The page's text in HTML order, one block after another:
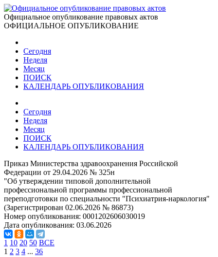
Официальное опубликование правовых актов
ОФИЦИАЛЬНОЕ ОПУБЛИКОВАНИЕ
Сегодня
Неделя
Месяц
ПОИСК
КАЛЕНДАРЬ ОПУБЛИКОВАНИЯ
Сегодня
Неделя
Месяц
ПОИСК
КАЛЕНДАРЬ ОПУБЛИКОВАНИЯ
Приказ Министерства здравоохранения Российской
Федерации от 29.04.2026 № 325н
"Об утверждении типовой дополнительной
профессиональной программы профессиональной
переподготовки по специальности "Психиатрия-наркология"
(Зарегистрирован 02.06.2026 № 86873)
Номер опубликования: 0001202606030019
Дата опубликования: 03.06.2026
1 10 20 50 ВСЕ
1 2 3 4 ... 36